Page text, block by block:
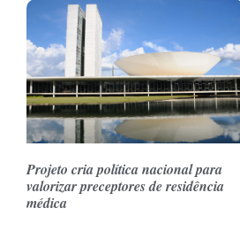
Projeto cria política nacional para
valorizar preceptores de residência
médica